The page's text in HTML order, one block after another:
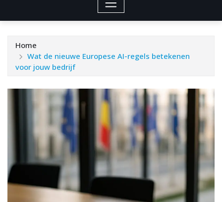
Home
Wat de nieuwe Europese AI-regels betekenen
voor jouw bedrijf